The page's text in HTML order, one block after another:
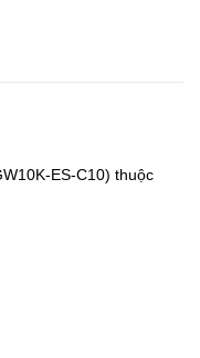
ES-C10) thuộc